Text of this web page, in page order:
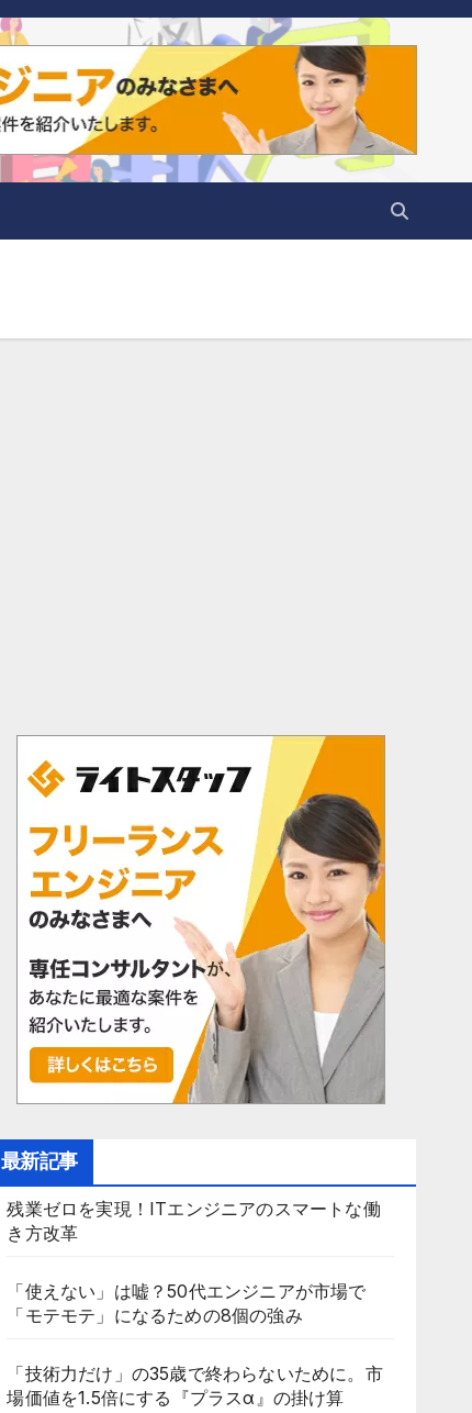
最新記事
残業ゼロを実現！ITエンジニアのスマートな働
き方改革
「使えない」は嘘？50代エンジニアが市場で
「モテモテ」になるための8個の強み
「技術力だけ」の35歳で終わらないために。市
場価値を1.5倍にする『プラスα』の掛け算